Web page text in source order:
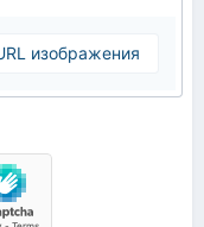
изображения